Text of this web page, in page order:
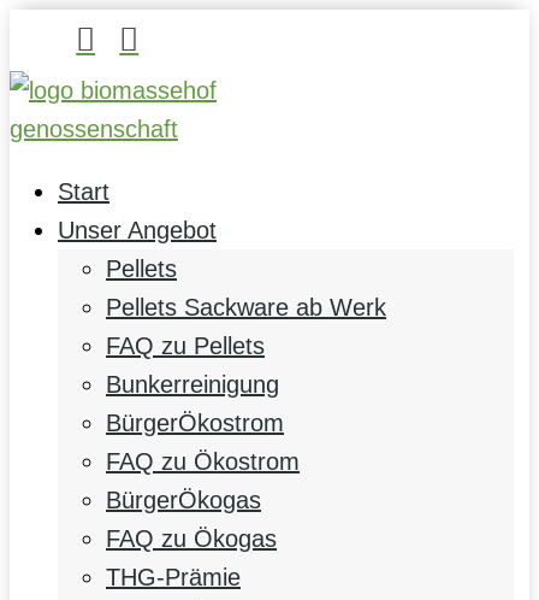
 
Start
Unser Angebot
Pellets
Pellets Sackware ab Werk
FAQ zu Pellets
Bunkerreinigung
BürgerÖkostrom
FAQ zu Ökostrom
BürgerÖkogas
FAQ zu Ökogas
THG-Prämie